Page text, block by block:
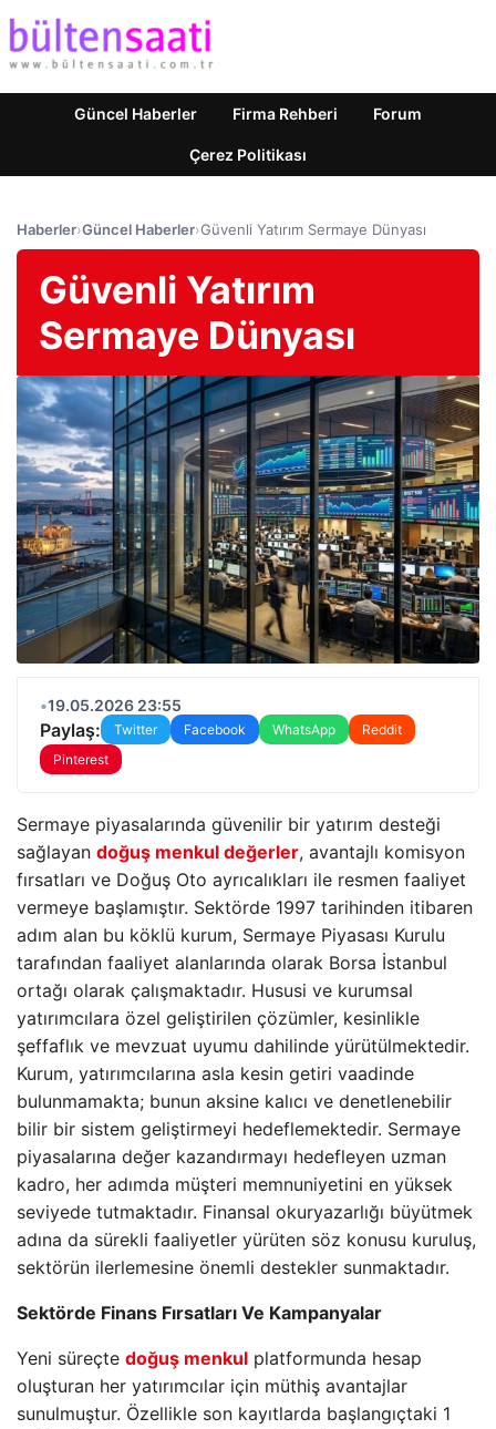
Güncel Haberler Firma Rehberi Forum
Çerez Politikası
Haberler›Güncel Haberler›Güvenli Yatırım Sermaye Dünyası
Güvenli Yatırım
Sermaye Dünyası
•19.05.2026 23:55
Paylaş: Twitter Facebook WhatsApp
Reddit
Pinterest
Sermaye piyasalarında güvenilir bir yatırım desteği
sağlayan doğuş menkul değerler, avantajlı komisyon
fırsatları ve Doğuş Oto ayrıcalıkları ile resmen faaliyet
vermeye başlamıştır. Sektörde 1997 tarihinden itibaren
adım alan bu köklü kurum, Sermaye Piyasası Kurulu
tarafından faaliyet alanlarında olarak Borsa İstanbul
ortağı olarak çalışmaktadır. Hususi ve kurumsal
yatırımcılara özel geliştirilen çözümler, kesinlikle
şeffaflık ve mevzuat uyumu dahilinde yürütülmektedir.
Kurum, yatırımcılarına asla kesin getiri vaadinde
bulunmamakta; bunun aksine kalıcı ve denetlenebilir
bilir bir sistem geliştirmeyi hedeflemektedir. Sermaye
piyasalarına değer kazandırmayı hedefleyen uzman
kadro, her adımda müşteri memnuniyetini en yüksek
seviyede tutmaktadır. Finansal okuryazarlığı büyütmek
adına da sürekli faaliyetler yürüten söz konusu kuruluş,
sektörün ilerlemesine önemli destekler sunmaktadır.
Sektörde Finans Fırsatları Ve Kampanyalar
Yeni süreçte doğuş menkul platformunda hesap
oluşturan her yatırımcılar için müthiş avantajlar
sunulmuştur. Özellikle son kayıtlarda başlangıçtaki 1